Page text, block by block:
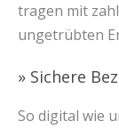
tragen mit
ungetrübten
» Sichere
So digital wie